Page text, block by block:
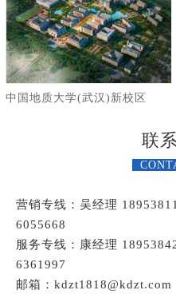
中国地质大学(武汉)新校区
联
营销专线：吴经理
6055668
服务专线：康经理
6361997
邮箱：kdzt1818@kdzt.com